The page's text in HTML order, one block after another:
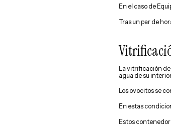
En el caso de
Tras un par de
La vitrificación de
agua de su
Los ovocitos se
En estas
Estos